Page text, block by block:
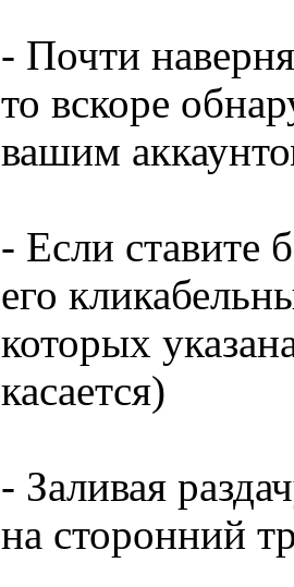
- Почти
то вскоре
вашим
- Если ставите
его
которых
касается)
- Заливая
на сторонний